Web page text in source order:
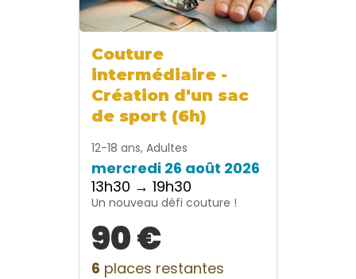
Couture
intermédiaire -
Création d'un sac
de sport (6h)
12-18 ans, Adultes
mercredi 26 août 2026
13h30 → 19h30
Un nouveau défi couture !
90 €
6 places restantes